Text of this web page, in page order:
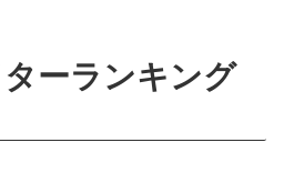
ーランキング